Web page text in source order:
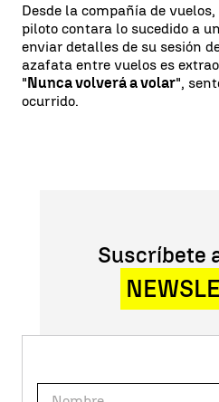
Desde la compañía de
piloto contara lo sucedido a
enviar detalles de su sesión
azafata entre vuelos es
"Nunca volverá a volar",
ocurrido.
Suscríbete